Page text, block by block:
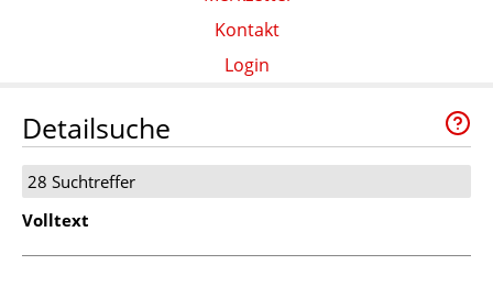
Kontakt
Login
Detailsuche
28 Suchtreffer
Volltext